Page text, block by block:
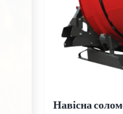
Навісна